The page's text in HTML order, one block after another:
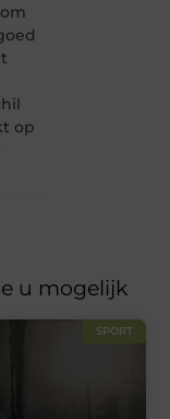
op
u mogelijk
SPORT